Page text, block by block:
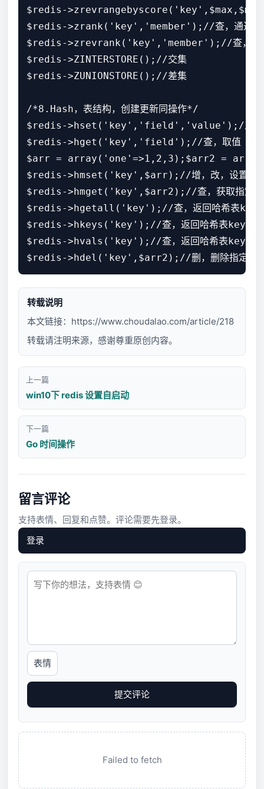
$redis-
$redis->zrank('key','member');//查，通过
$redis->zrevrank('key','member');//查，通过
$redis->ZINTERSTORE();//交集
$redis->ZUNIONSTORE();//差集
/*8.Hash，表结构，创建更新同操作*/
$redis->hset('key','field','value');//增，改，
$redis->hget('key','field');//查，取值【
$arr = array('one'=>1,2,3);$arr2 =
$redis->hmset('key',$arr);//增，改，设置
$redis->hmget('key',$arr2);//查，获取指
$redis->hgetall('key');//查，返回哈希表key中的
$redis->hkeys('key');//查，返回哈希表key中的
$redis->hvals('key');//查，返回哈希表key中的所
转载说明
本文链接： https://www.choudalao.com/article/218
转载请注明来源，感谢尊重原创内容。
上一篇
win10下 redis 设置自启动
下一篇
Go 时间操作
留言评论
支持表情、回复和点赞。评论需要先登录。
登录
表情
提交评论
Failed to fetch